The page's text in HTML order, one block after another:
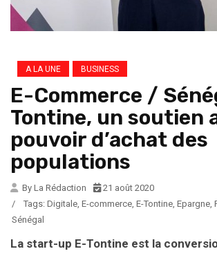
A LA UNE BUSINESS
E-Commerce /
Tontine, un soutien
pouvoir d’achat des
populations
By La Rédaction
21 août 2020
/
Tags: Digitale, E-commerce, E-Tontine, Epargne,
Sénégal
La start-up E-Tontine est la